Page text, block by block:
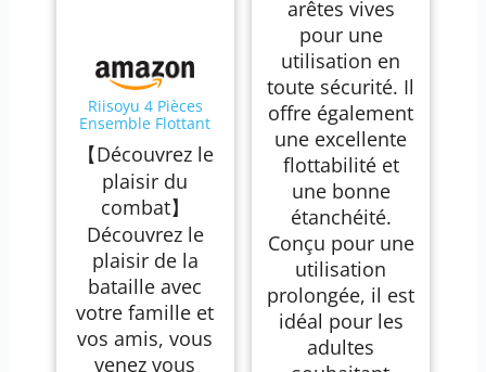
Riisoyu 4 Pièces
Ensemble Flottant
Gonflable Jouets,
Bouée Gonflable Jeu
de Combat avec 2
Pagaies Bataille
Bûche Piscine
Radeaux Enfants
Adultes Pool Party
Bouée Piscine
Canoë pour Adultes
et Enfants
【Découvrez le
plaisir du
combat】
Découvrez le
plaisir de la
bataille avec
votre famille et
vos amis, vous
venez vous
arêtes vives
pour une
utilisation en
toute sécurité. Il
offre également
une excellente
flottabilité et
une bonne
étanchéité.
Conçu pour une
utilisation
prolongée, il est
idéal pour les
adultes